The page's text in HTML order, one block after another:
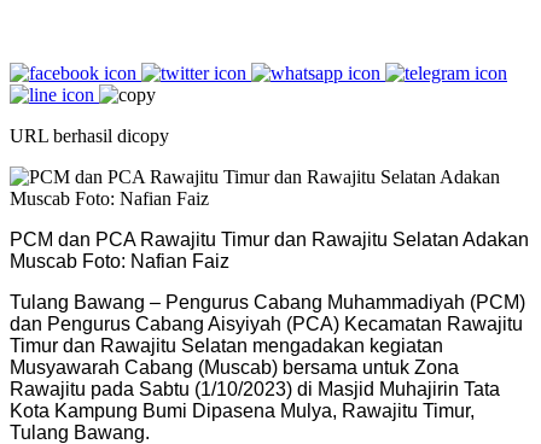
URL berhasil dicopy
PCM dan PCA Rawajitu Timur dan Rawajitu Selatan Adakan
Muscab Foto: Nafian Faiz
Tulang Bawang – Pengurus Cabang Muhammadiyah (PCM)
dan Pengurus Cabang Aisyiyah (PCA) Kecamatan Rawajitu
Timur dan Rawajitu Selatan mengadakan kegiatan
Musyawarah Cabang (Muscab) bersama untuk Zona
Rawajitu pada Sabtu (1/10/2023) di Masjid Muhajirin Tata
Kota Kampung Bumi Dipasena Mulya, Rawajitu Timur,
Tulang Bawang.